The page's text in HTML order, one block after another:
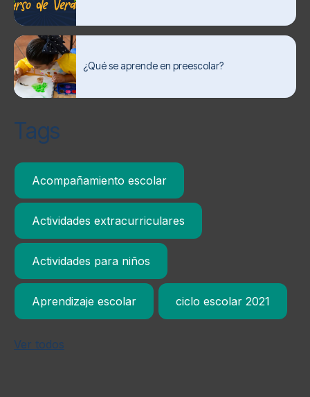
¿Qué se aprende en preescolar?
Tags
Acompañamiento escolar
Actividades extracurriculares
Actividades para niños
Aprendizaje escolar ciclo escolar 2021
Ver todos